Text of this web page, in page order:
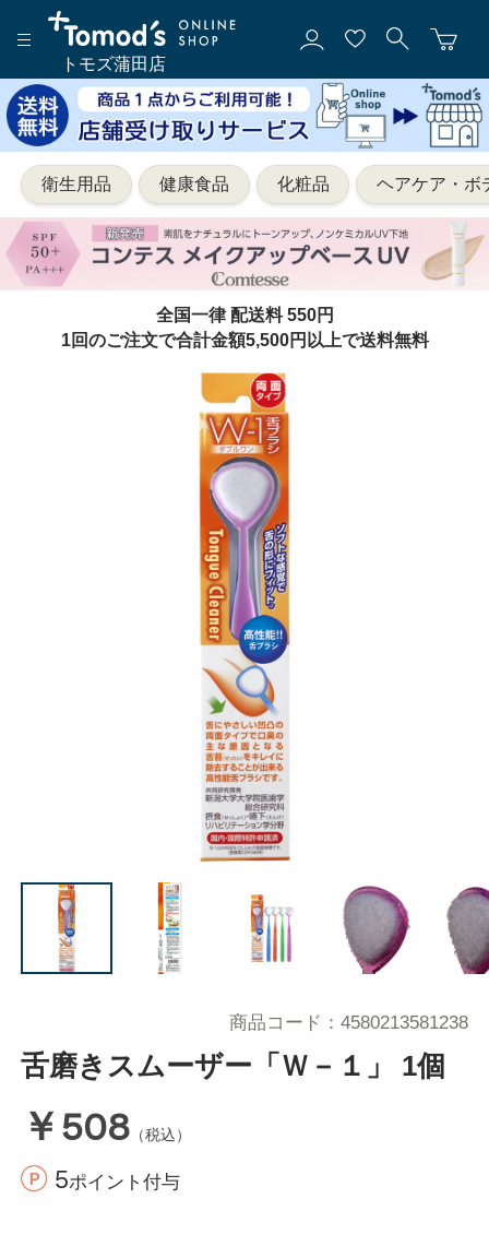
トモズ蒲田店
衛生用品 健康食品 化粧品 ヘアケア・ボ
全国一律 配送料 550円
1回のご注文で合計金額5,500円以上で送料無料
舌磨きスムーザー「Ｗ－１」 1個
￥508 （税込）
5ポイント付与
商品コード 4580213581238